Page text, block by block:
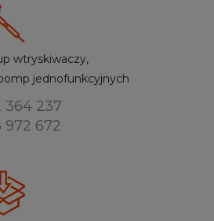
wtryskiwaczy,
jednofunkcyjnych
364 237
972 672